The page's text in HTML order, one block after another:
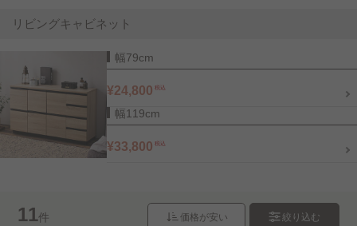
リビングキャビネット
幅79cm
¥24,800 税込
幅119cm
¥33,800 税込
11件 価格が安い 絞り込む